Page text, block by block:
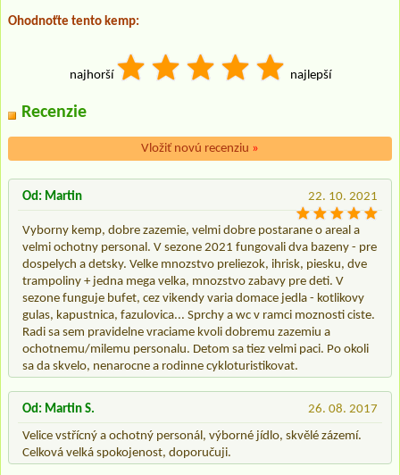
Ohodnoťte tento kemp:
najhorší najlepší
Recenzie
Vložiť novú recenziu »
22. 10. 2021
Od: Martin
Vyborny kemp, dobre zazemie, velmi dobre postarane o areal a
velmi ochotny personal. V sezone 2021 fungovali dva bazeny - pre
dospelych a detsky. Velke mnozstvo preliezok, ihrisk, piesku, dve
trampoliny + jedna mega velka, mnozstvo zabavy pre deti. V
sezone funguje bufet, cez vikendy varia domace jedla - kotlikovy
gulas, kapustnica, fazulovica... Sprchy a wc v ramci moznosti ciste.
Radi sa sem pravidelne vraciame kvoli dobremu zazemiu a
ochotnemu/milemu personalu. Detom sa tiez velmi paci. Po okoli
sa da skvelo, nenarocne a rodinne cykloturistikovat.
26. 08. 2017
Od: Martin S.
Velice vstřícný a ochotný personál, výborné jídlo, skvělé zázemí.
Celková velká spokojenost, doporučuji.